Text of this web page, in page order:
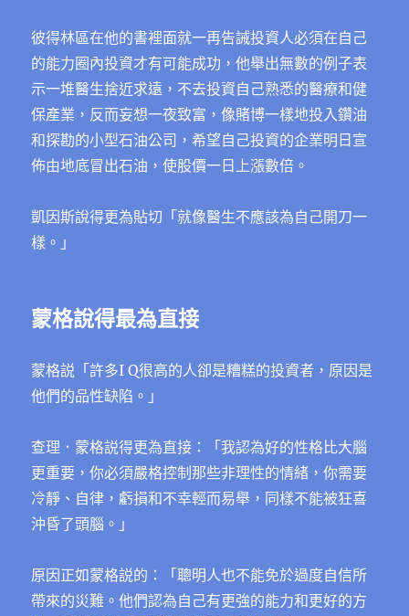
彼得林區在他的書裡面就一再告誡投資人必須在自己
的能力圈內投資才有可能成功，他舉出無數的例子表
示一堆醫生捨近求遠，不去投資自己熟悉的醫療和健
保產業，反而妄想一夜致富，像賭博一樣地投入鑽油
和探勘的小型石油公司，希望自己投資的企業明日宣
佈由地底冒出石油，使股價一日上漲數倍。
凱因斯說得更為貼切「就像醫生不應該為自己開刀一
樣。」
蒙格說得最為直接
蒙格説「許多I Q很高的人卻是糟糕的投資者，原因是
他們的品性缺陷。」
查理．蒙格説得更為直接：「我認為好的性格比大腦
更重要，你必須嚴格控制那些非理性的情緒，你需要
冷靜、自律，虧損和不幸輕而易舉，同樣不能被狂喜
沖昏了頭腦。」
原因正如蒙格説的：「聰明人也不能免於過度自信所
帶來的災難。他們認為自己有更強的能力和更好的方